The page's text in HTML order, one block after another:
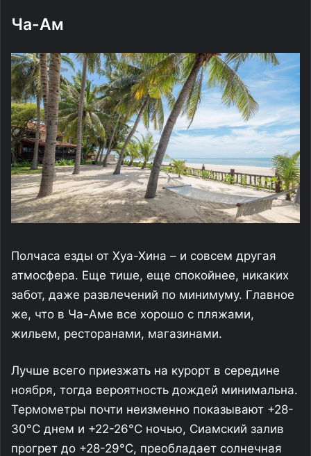
Ча-Ам
Полчаса езды от Хуа-Хина – и совсем другая
атмосфера. Еще тише, еще спокойнее, никаких
забот, даже развлечений по минимуму. Главное
же, что в Ча-Аме все хорошо с пляжами,
жильем, ресторанами, магазинами.
Лучше всего приезжать на курорт в середине
ноября, тогда вероятность дождей минимальна.
Термометры почти неизменно показывают +28-
30°С днем и +22-26°С ночью, Сиамский залив
прогрет до +28-29°С, преобладает солнечная